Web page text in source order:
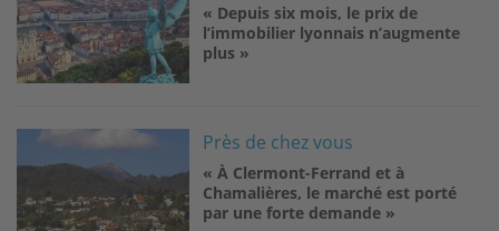
« Depuis six mois, le prix de
l’immobilier lyonnais n’augmente
plus »
Près de chez vous
« À Clermont-Ferrand et à
Chamalières, le marché est porté
par une forte demande »